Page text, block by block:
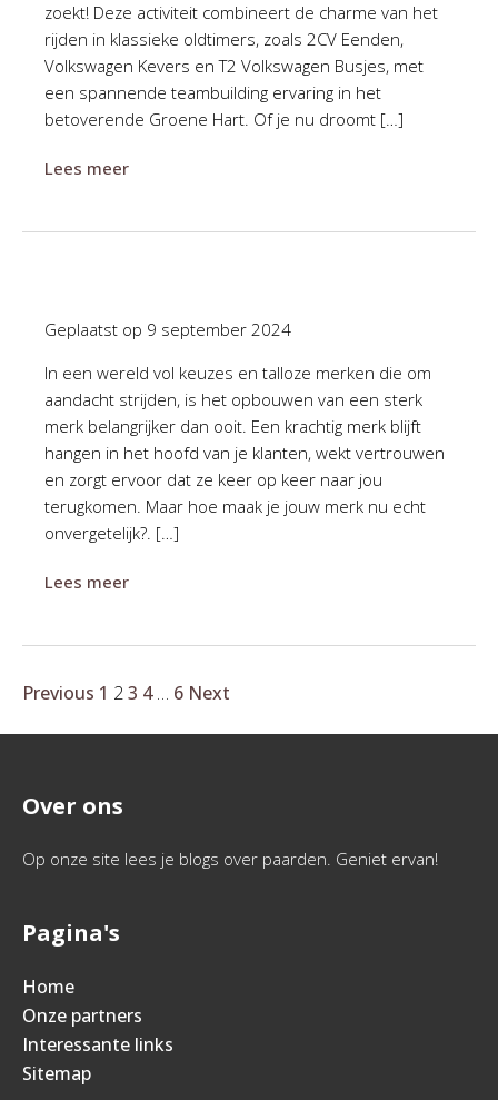
zoekt! Deze activiteit combineert de charme van het
rijden in klassieke oldtimers, zoals 2CV Eenden,
Volkswagen Kevers en T2 Volkswagen Busjes, met
een spannende teambuilding ervaring in het
betoverende Groene Hart. Of je nu droomt […]
Lees meer
Geplaatst op 9 september 2024
In een wereld vol keuzes en talloze merken die om
aandacht strijden, is het opbouwen van een sterk
merk belangrijker dan ooit. Een krachtig merk blijft
hangen in het hoofd van je klanten, wekt vertrouwen
en zorgt ervoor dat ze keer op keer naar jou
terugkomen. Maar hoe maak je jouw merk nu echt
onvergetelijk?. […]
Lees meer
Previous 1 23 4 … 6 Next
Over ons
Op onze site lees je blogs over paarden. Geniet ervan!
Pagina's
Home
Onze partners
Interessante links
Sitemap